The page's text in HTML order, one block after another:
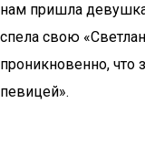
нам пришла
спела свою
проникновенно, что
певицей».